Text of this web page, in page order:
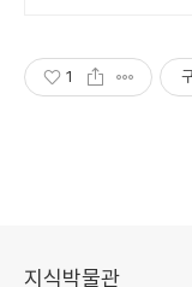
1
지식박물관